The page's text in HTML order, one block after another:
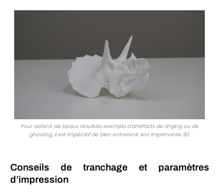
Pour obtenir de beaux résultats exempts d’artéfacts de ringing ou de
ghosting, il est impératif de bien entretenir son imprimante 3D.
Conseils de tranchage et paramètres
d’impression